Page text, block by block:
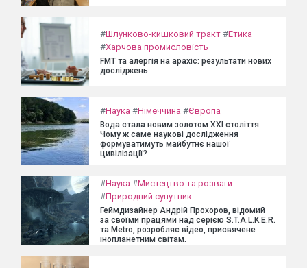
#Шлунково-кишковий тракт #Етика
#Харчова промисловість
FMT та алергія на арахіс: результати нових
досліджень
#Наука #Німеччина #Європа
Вода стала новим золотом XXI століття.
Чому ж саме наукові дослідження
формуватимуть майбутнє нашої
цивілізації?
#Наука #Мистецтво та розваги
#Природний супутник
Геймдизайнер Андрій Прохоров, відомий
за своїми працями над серією S.T.A.L.K.E.R.
та Metro, розробляє відео, присвячене
інопланетним світам.